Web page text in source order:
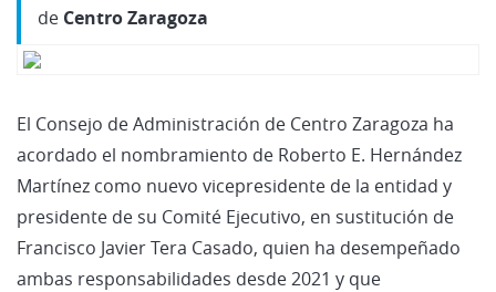
de Centro Zaragoza
El Consejo de Administración de Centro Zaragoza ha
acordado el nombramiento de Roberto E. Hernández
Martínez como nuevo vicepresidente de la entidad y
presidente de su Comité Ejecutivo, en sustitución de
Francisco Javier Tera Casado, quien ha desempeñado
ambas responsabilidades desde 2021 y que